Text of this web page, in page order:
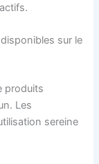
sur le
produits
Les
sereine